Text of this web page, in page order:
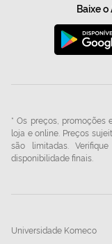
Baixe
* Os preços, promoções
loja e online. Preços
são limitadas.
disponibilidade finais.
Universidade Komeco